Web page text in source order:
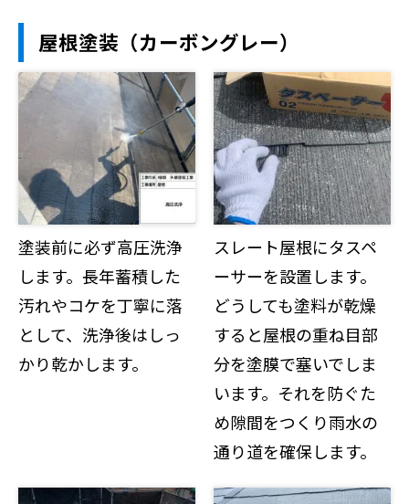
屋根塗装（カーボングレー）
塗装前に必ず高圧洗浄
します。長年蓄積した
汚れやコケを丁寧に落
として、洗浄後はしっ
かり乾かします。
スレート屋根にタスペ
ーサーを設置します。
どうしても塗料が乾燥
すると屋根の重ね目部
分を塗膜で塞いでしま
います。それを防ぐた
め隙間をつくり雨水の
通り道を確保します。